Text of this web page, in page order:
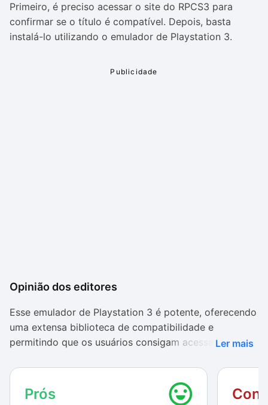
Primeiro, é preciso acessar o site do RPCS3 para
confirmar se o título é compatível. Depois, basta
instalá-lo utilizando o emulador de Playstation 3.
Opinião dos editores
Esse emulador de Playstation 3 é potente, oferecendo
uma extensa biblioteca de compatibilidade e
permitindo que os usuários consigam acessar seus
opções de configuração logo no início, é possível
escolher se quer conectar os controles no PC ou
utilizar o teclado.
Ler mais
Prós